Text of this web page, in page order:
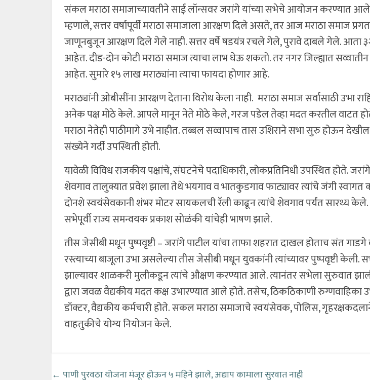
संकल मराठा समाजाच्यावतीने साई लॉन्सवर जरांगे यांच्या सभेचे आयोजन करण्यात आले
म्हणाले, सत्तर वर्षापूर्वी मराठा समाजाला आरक्षण दिले असते, तर आज मराठा समाज
जाणूनबुजून आरक्षण दिले गेले नाही. सत्तर वर्षे षडयंत्र रचले गेले, पुरावे दाबले गेले. आता
आहेत. दीड-दोन कोटी मराठा समाज त्याचा लाभ घेऊ शकतो. तर नगर जिल्ह्यात
आहेत. सुमारे १५ लाख मराठ्यांना त्याचा फायदा होणार आहे.
मराठ्यांनी ओबीसींना आरक्षण देताना विरोध केला नाही. मराठा समाज सर्वांसाठी उभा
अनेक पक्ष मोठे केले. आपले मानून नेते मोठे केले, गरज पडेल तेव्हा मदत करतील वाटत
मराठा नेतेही पाठीमागे उभे नाहीत. तब्बल सव्वापाच तास उशिराने सभा सुरु होऊन
संख्येने गर्दी उपस्थिती होती.
यावेळी विविध राजकीय पक्षांचे, संघटनेचे पदाधिकारी, लोकप्रतिनिधी उपस्थित होते.
शेवगाव तालुक्यात प्रवेश झाला तेथे भयगाव व भातकुडगाव फाट्यावर त्यांचे जंगी
दोनशे स्वयंसेवकानी शंभर मोटर सायकलची रॅली काढून त्यांचे शेवगाव पर्यंत सारथ्य केले.
सभेपूर्वी राज्य समन्वयक प्रकाश सोळंकी यांचेही भाषण झाले.
तीस जेसीबी मधून पुष्पवृष्टी – जरांगे पाटील यांचा ताफा शहरात दाखल होताच संत गाडगे
रस्त्याच्या बाजूला उभा असलेल्या तीस जेसीबी मधून युवकांनी त्यांच्यावर पुष्पवृष्टी केली.
झाल्यावर शाळकरी मुलीकडून त्यांचे औक्षण करण्यात आले. त्यानंतर सभेला सुरुवात झाली.
द्वारा जवळ वैद्यकीय मदत कक्ष उभारण्यात आले होते. तसेच, ठिकठिकाणी रुग्णवाहिका
डॉक्टर, वैद्यकीय कर्मचारी होते. सकल मराठा समाजाचे स्वयंसेवक, पोलिस,
वाहतुकीचे योग्य नियोजन केले.
← पाणी पुरवठा योजना मंजूर होऊन ५ महिने झाले, अद्याप कामाला सुरवात नाही